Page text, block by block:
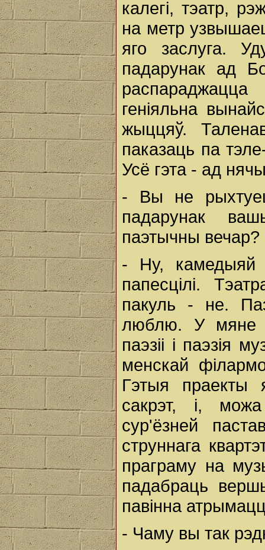
калегі, тэатр,
на метр
яго заслуга.
падарунак ад
геніяльна
жыццяў.
паказаць па
Усё гэта - ад
- Вы не
падарунак
паэтычны вечар?
- Ну, камедыяй
папесцілі.
пакуль - не.
люблю. У мяне
паэзіі і паэзія
менскай
Гэтыя праекты
сакрэт, і,
сур'ёзней
струннага
праграму на
падабраць
павінна
- Чаму вы так